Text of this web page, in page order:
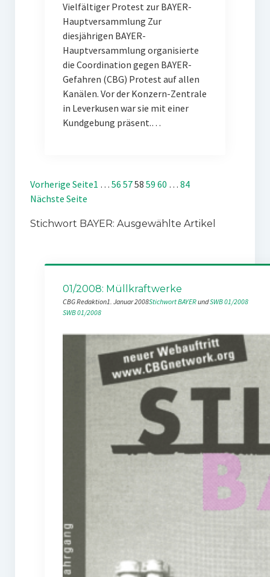
Vielfältiger Protest zur BAYER-
Hauptversammlung Zur
diesjährigen BAYER-
Hauptversammlung organisierte
die Coordination gegen BAYER-
Gefahren (CBG) Protest auf allen
Kanälen. Vor der Konzern-Zentrale
in Leverkusen war sie mit einer
Kundgebung präsent.…
Vorherige Seite1 … 56 5758 59 60 … 84
Nächste Seite
Stichwort BAYER: Ausgewählte Artikel
01/2008: Müllkraftwerke
CBG Redaktion1. Januar 2008Stichwort BAYER und SWB 01/2008
SWB 01/2008